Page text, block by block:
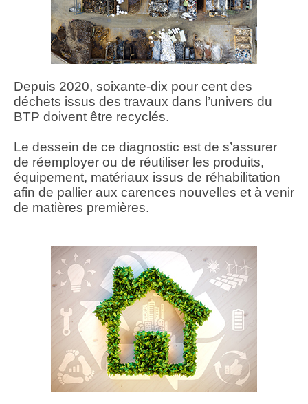
Depuis 2020, soixante-dix pour cent des
déchets issus des travaux dans l’univers du
BTP doivent être recyclés.
Le dessein de ce diagnostic est de s’assurer
de réemployer ou de réutiliser les produits,
équipement, matériaux issus de réhabilitation
afin de pallier aux carences nouvelles et à venir
de matières premières.